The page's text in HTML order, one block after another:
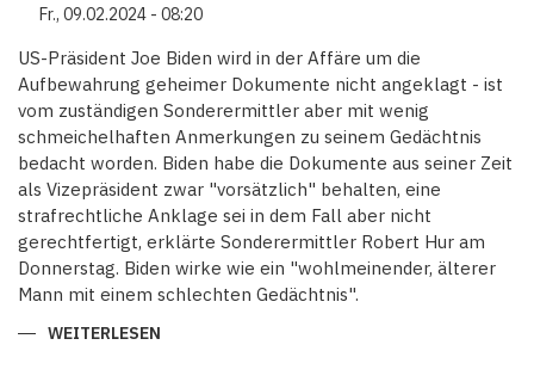
Fr., 09.02.2024 - 08:20
US-Präsident Joe Biden wird in der Affäre um die
Aufbewahrung geheimer Dokumente nicht angeklagt - ist
vom zuständigen Sonderermittler aber mit wenig
schmeichelhaften Anmerkungen zu seinem Gedächtnis
bedacht worden. Biden habe die Dokumente aus seiner Zeit
als Vizepräsident zwar "vorsätzlich" behalten, eine
strafrechtliche Anklage sei in dem Fall aber nicht
gerechtfertigt, erklärte Sonderermittler Robert Hur am
Donnerstag. Biden wirke wie ein "wohlmeinender, älterer
Mann mit einem schlechten Gedächtnis".
WEITERLESEN